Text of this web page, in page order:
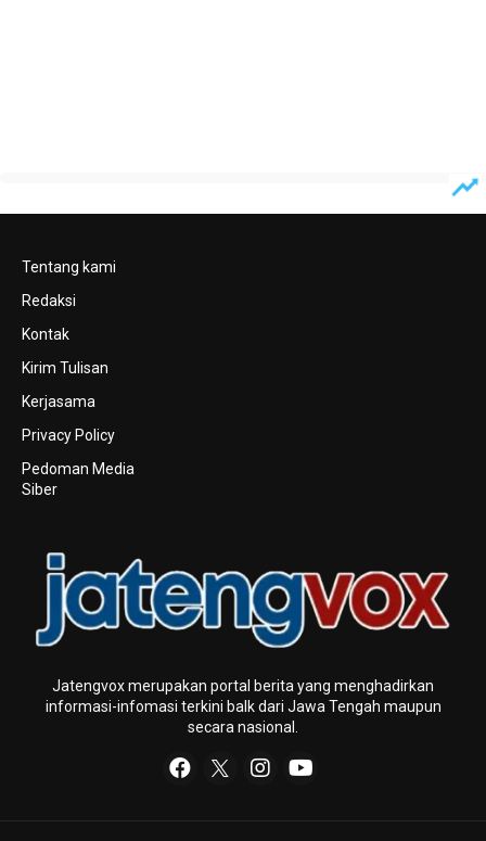
Tentang kami
Redaksi
Kontak
Kirim Tulisan
Kerjasama
Privacy Policy
Pedoman Media
Siber
Jatengvox merupakan portal berita yang menghadirkan
informasi-infomasi terkini baIk dari Jawa Tengah maupun
secara nasional.